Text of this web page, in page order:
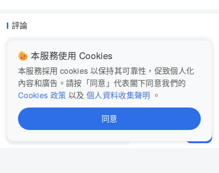
評論
登入後即可查看和發表評論
本服務使用 Cookies
本服務採用 cookies 以保持其可靠性，促致個人化
內容和廣告。請按「同意」代表閣下同意我們的
Cookies 政策 以及 個人資料收集聲明 。
同意